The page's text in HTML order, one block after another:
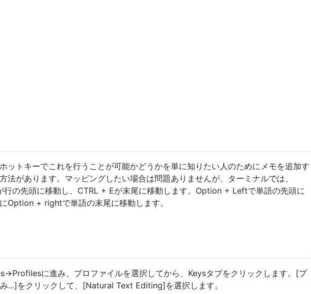
ットキーでこれを行うことが可能かどうかを単に知りたい人のためにメモを追加す
法があります。マッピングしたい場合は問題ありませんが、ターミナルでは、
行の先頭に移動し、CTRL + Eが末尾に移動します。Option + Leftで単語の先頭に
Option + rightで単語の末尾に移動します。
に進み、プロファイルを選択してから、Keysタブをクリックします。[プ
...]をクリックして、[Natural Text Editing]を選択します。